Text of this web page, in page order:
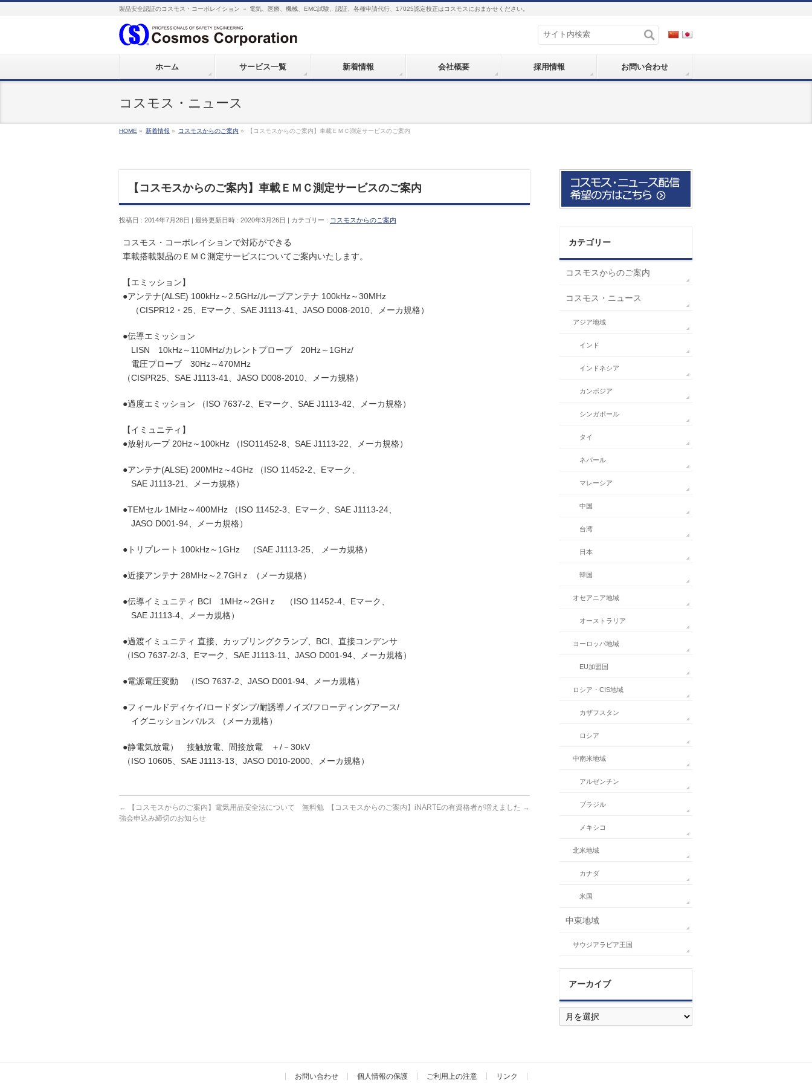
製品安全認証のコスモス・コーポレイション － 電気、医療、機械、EMC試験、認証、各種申請代行、17025認定校正はコスモスにおまかせください。
ホーム サービス一覧 新着情報 会社概要 採用情報 お問い合わせ
コスモス・ニュース
HOME » 新着情報 » コスモスからのご案内 » 【コスモスからのご案内】車載ＥＭＣ測定サービスのご案内
【コスモスからのご案内】車載ＥＭＣ測定サービスのご案内
投稿日 : 2014年7月28日 最終更新日時 : 2020年3月26日 カテゴリー : コスモスからのご案内
コスモス・コーポレイションで対応ができる
車載搭載製品のＥＭＣ測定サービスについてご案内いたします。
【エミッション】
●アンテナ(ALSE) 100kHz～2.5GHz/ループアンテナ 100kHz～30MHz
（CISPR12・25、Eマーク、SAE J1113‐41、JASO D008-2010、メーカ規格）
●伝導エミッション
LISN 10kHz～110MHz/カレントプローブ 20Hz～1GHz/
電圧プローブ 30Hz～470MHz
（CISPR25、SAE J1113‐41、JASO D008-2010、メーカ規格）
●過度エミッション （ISO 7637‐2、Eマーク、SAE J1113‐42、メーカ規格）
【イミュニティ】
●放射ループ 20Hz～100kHz （ISO11452-8、SAE J1113‐22、メーカ規格）
●アンテナ(ALSE) 200MHz～4GHz （ISO 11452‐2、Eマーク、
SAE J1113‐21、メーカ規格）
●TEMセル 1MHz～400MHz （ISO 11452‐3、Eマーク、SAE J1113‐24、
JASO D001-94、メーカ規格）
●トリプレート 100kHz～1GHz （SAE J1113-25、 メーカ規格）
●近接アンテナ 28MHz～2.7GHｚ （メーカ規格）
●伝導イミュニティ BCI 1MHz～2GHｚ （ISO 11452‐4、Eマーク、
SAE J1113‐4、メーカ規格）
●過渡イミュニティ 直接、カップリングクランプ、BCI、直接コンデンサ
（ISO 7637‐2/-3、Eマーク、SAE J1113‐11、JASO D001‐94、メーカ規格）
●電源電圧変動 （ISO 7637‐2、JASO D001‐94、メーカ規格）
●フィールドディケイ/ロードダンプ/耐誘導ノイズ/フローディングアース/
イグニッションパルス （メーカ規格）
●静電気放電） 接触放電、間接放電 ＋/－30kV
（ISO 10605、SAE J1113‐13、JASO D010‐2000、メーカ規格）
←
【コスモスからのご案内】電気用品安全法について 無料勉
強会申込み締切のお知らせ
【コスモスからのご案内】iNARTEの有資格者が増えました →
カテゴリー
コスモスからのご案内
コスモス・ニュース
アジア地域
インド
インドネシア
カンボジア
シンガポール
タイ
ネパール
マレーシア
中国
台湾
日本
韓国
オセアニア地域
オーストラリア
ヨーロッパ地域
EU加盟国
ロシア・CIS地域
カザフスタン
ロシア
中南米地域
アルゼンチン
ブラジル
メキシコ
北米地域
カナダ
米国
中東地域
サウジアラビア王国
アーカイブ
ア
ー
お問い合わせ 個人情報の保護 ご利用上の注意 リンク